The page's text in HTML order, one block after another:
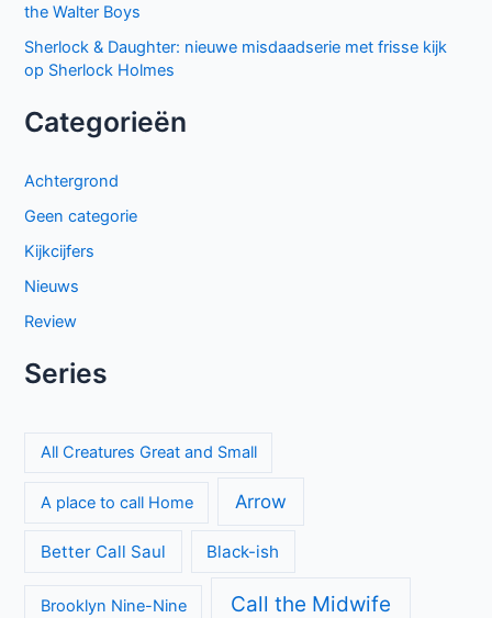
the Walter Boys
Sherlock & Daughter: nieuwe misdaadserie met frisse kijk
op Sherlock Holmes
Categorieën
Achtergrond
Geen categorie
Kijkcijfers
Nieuws
Review
Series
All Creatures Great and Small
A place to call Home Arrow
Better Call Saul Black-ish
Brooklyn Nine-Nine Call the Midwife